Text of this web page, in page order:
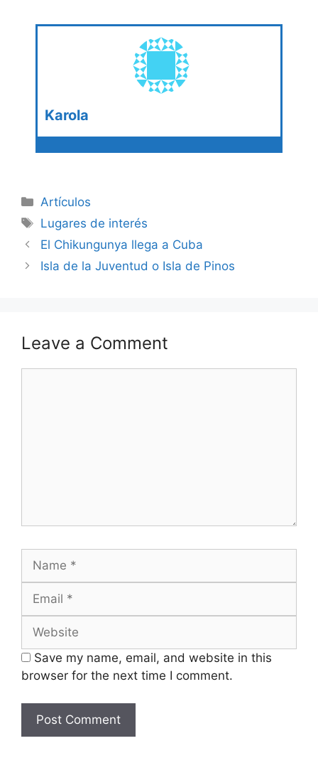
Karola
Categories
Artículos
Tags
Lugares de interés
El Chikungunya llega a Cuba
Isla de la Juventud o Isla de Pinos
Leave a Comment
Name
Email
Website
Save my name, email, and website in this
browser for the next time I comment.